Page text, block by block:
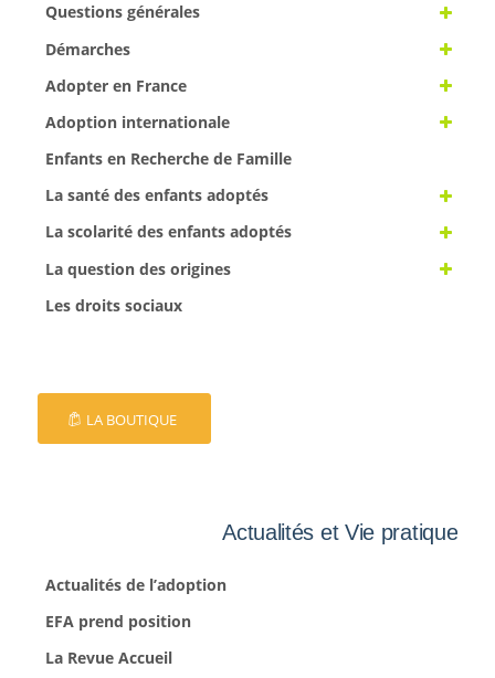
Questions générales
Démarches
Adopter en France
Adoption internationale
Enfants en Recherche de Famille
La santé des enfants adoptés
La scolarité des enfants adoptés
La question des origines
Les droits sociaux
LA BOUTIQUE
Actualités et Vie pratique
Actualités de l’adoption
EFA prend position
La Revue Accueil